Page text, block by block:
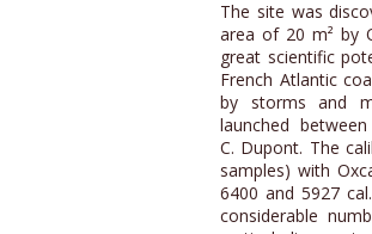
The site was
area of 20 m² by
great scientific
French Atlantic
by storms and
launched
C. Dupont. The
samples) with
6400 and 5927
considerable